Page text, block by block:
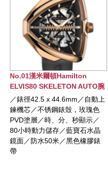
腕
自動上
瑰色
示／
水晶
膠錶
No.02漢米爾頓Hamilton
Khaki Navy Frogman
錶
／錶徑46mm／自動上
不锈鋼錶殼／黑色面盤
針／時、分、秒顯示／
動力儲存／藍寶石水晶
水300米／不锈鋼錶帶